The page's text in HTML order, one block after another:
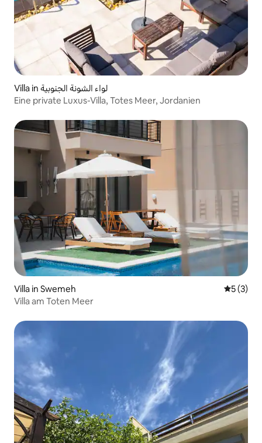
Villa in لواء الشونة الجنوبية
Eine private Luxus-Villa, Totes Meer, Jordanien
Villa in Swemeh
5 (3)
Villa am Toten Meer